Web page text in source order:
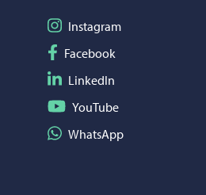
Seuraa Instagram
Instagram
Seuraa Facebook
Facebook
Seuraa LinkedIn
LinkedIn
Seuraa YouTube
YouTube
Jaa WhatsApp
WhatsApp